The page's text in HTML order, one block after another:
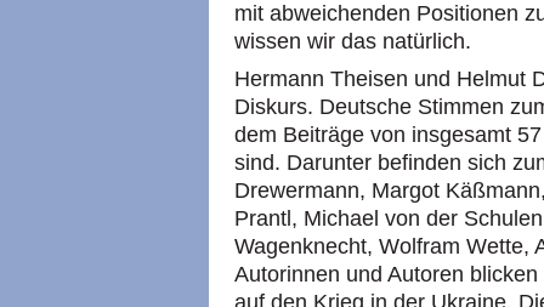
mit abweichenden Positionen
wissen wir das natürlich.
Hermann Theisen und Helmut
Diskurs. Deutsche Stimmen
dem Beiträge von insgesamt
sind. Darunter befinden sich
Drewermann, Margot
Prantl, Michael von der
Wagenknecht, Wolfram Wette,
Autorinnen und Autoren